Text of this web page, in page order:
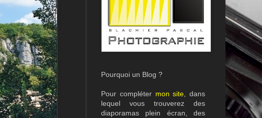
Pourquoi un Blog ?
Pour compléter mon site , dans
lequel vous trouverez des
diaporamas plein écran, des